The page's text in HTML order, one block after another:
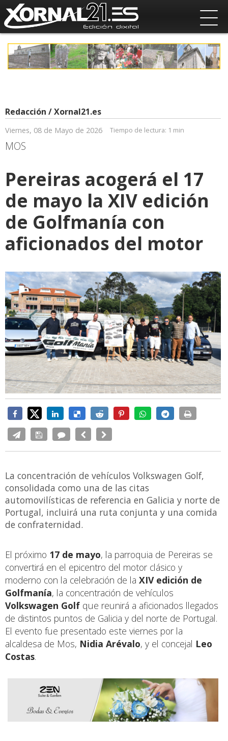
Redacción / Xornal21.es
Viernes, 08 de Mayo de 2026 Tiempo de lectura: 1 min
MOS
Pereiras acogerá el 17
de mayo la XIV edición
de Golfmanía con
aficionados del motor
La concentración de vehículos Volkswagen Golf,
consolidada como una de las citas
automovilísticas de referencia en Galicia y norte de
Portugal, incluirá una ruta conjunta y una comida
de confraternidad.
El próximo 17 de mayo, la parroquia de Pereiras se
convertirá en el epicentro del motor clásico y
moderno con la celebración de la XIV edición de
Golfmanía, la concentración de vehículos
Volkswagen Golf que reunirá a aficionados llegados
de distintos puntos de Galicia y del norte de Portugal.
El evento fue presentado este viernes por la
alcaldesa de Mos, Nidia Arévalo, y el concejal Leo
Costas.